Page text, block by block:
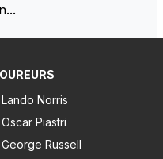
Lando Norris
Oscar Piastri
George Russell